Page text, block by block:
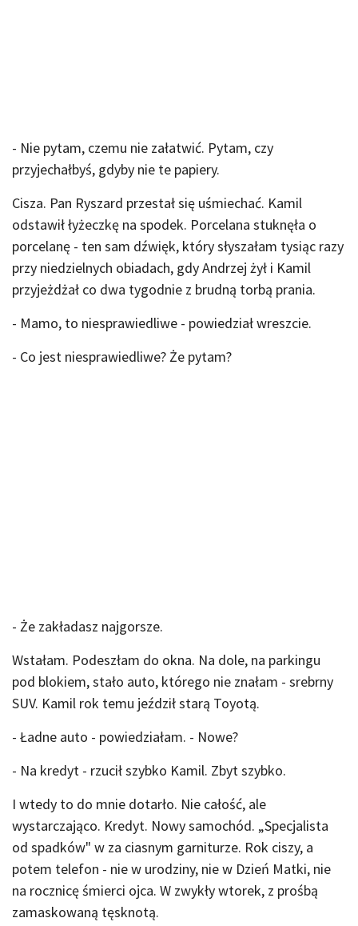
- Nie pytam, czemu nie załatwić. Pytam, czy
przyjechałbyś, gdyby nie te papiery.
Cisza. Pan Ryszard przestał się uśmiechać. Kamil
odstawił łyżeczkę na spodek. Porcelana stuknęła o
porcelanę - ten sam dźwięk, który słyszałam tysiąc razy
przy niedzielnych obiadach, gdy Andrzej żył i Kamil
przyjeżdżał co dwa tygodnie z brudną torbą prania.
- Mamo, to niesprawiedliwe - powiedział wreszcie.
- Co jest niesprawiedliwe? Że pytam?
- Że zakładasz najgorsze.
Wstałam. Podeszłam do okna. Na dole, na parkingu
pod blokiem, stało auto, którego nie znałam - srebrny
SUV. Kamil rok temu jeździł starą Toyotą.
- Ładne auto - powiedziałam. - Nowe?
- Na kredyt - rzucił szybko Kamil. Zbyt szybko.
I wtedy to do mnie dotarło. Nie całość, ale
wystarczająco. Kredyt. Nowy samochód. „Specjalista
od spadków" w za ciasnym garniturze. Rok ciszy, a
potem telefon - nie w urodziny, nie w Dzień Matki, nie
na rocznicę śmierci ojca. W zwykły wtorek, z prośbą
zamaskowaną tęsknotą.